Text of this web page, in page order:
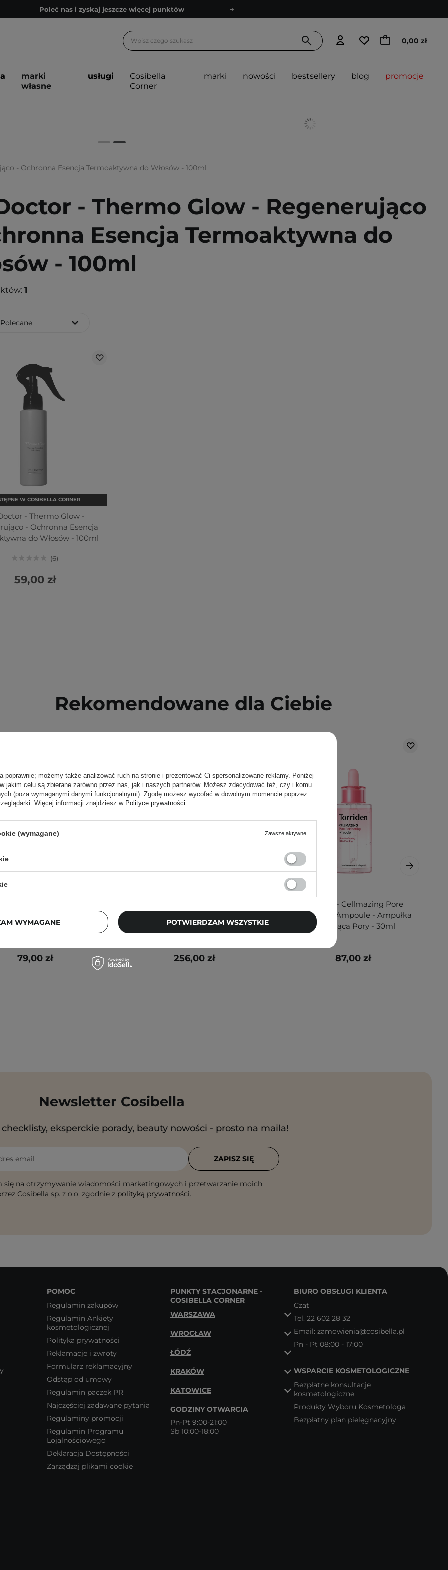
Poleć nas i zyskaj jeszcze więcej punktów
Bezpłatne konsultacje kosmetologiczne
Poleć nas i zyskaj jeszcze więcej punktów
0,00 zł
marki
własne
usługi
Cosibella
Corner
marki nowości bestsellery blog promocje
- Ochronna Esencja Termoaktywna do Włosów - 100ml
- Thermo Glow - Regenerująco
Esencja Termoaktywna do
- 100ml
1
Polecane
W COSIBELLA CORNER
- Thermo Glow -
- Ochronna Esencja
do Włosów - 100ml
6
59,00 zł
Rekomendowane dla Ciebie
Twarzy - 200g
79,00 zł
Przeciwstarzeniowe - 30ml
256,00 zł
Torriden - Cellmazing Pore
Perfecting Ampoule - Ampułka
Zwężająca Pory - 30ml
87,00 zł
Newsletter Cosibella
eksperckie porady, beauty nowości - prosto na maila!
email
się na otrzymywanie wiadomości marketingowych i przetwarzanie moich
Cosibella sp. z o.o, zgodnie z polityką prywatności.
ZAPISZ SIĘ
POMOC
Regulamin zakupów
Regulamin Ankiety
kosmetologicznej
Polityka prywatności
Reklamacje i zwroty
Formularz reklamacyjny
Odstąp od umowy
Regulamin paczek PR
Najczęściej zadawane pytania
Regulaminy promocji
Regulamin Programu
Lojalnościowego
Deklaracja Dostępności
Zarządzaj plikami cookie
PUNKTY STACJONARNE -
COSIBELLA CORNER
WARSZAWA
WROCŁAW
ŁÓDŹ
KRAKÓW
KATOWICE
GODZINY OTWARCIA
Pn-Pt 9:00-21:00
Sb 10:00-18:00
BIURO OBSŁUGI KLIENTA
Czat
Tel. 22 602 28 32
Email: zamowienia@cosibella.pl
Pn - Pt 08:00 - 17:00
WSPARCIE KOSMETOLOGICZNE
Bezpłatne konsultacje
kosmetologiczne
Produkty Wyboru Kosmetologa
Bezpłatny plan pielęgnacyjny
poprawnie; możemy także analizować ruch na stronie i prezentować Ci spersonalizowane reklamy. Poniżej
jakim celu są zbierane zarówno przez nas, jak i naszych partnerów. Możesz zdecydować też, czy i komu
(poza wymaganymi danymi funkcjonalnymi). Zgodę możesz wycofać w dowolnym momencie poprzez
Więcej informacji znajdziesz w Polityce prywatności.
(wymagane) Zawsze aktywne
WYMAGANE POTWIERDZAM WSZYSTKIE